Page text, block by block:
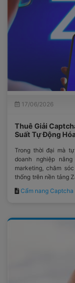
17/06/2026
Thuê Giải
Suất Tự Động
Trong thời đại mà
doanh nghiệp
marketing, chăm
thống trên nền tảng
Cẩm nang Captcha